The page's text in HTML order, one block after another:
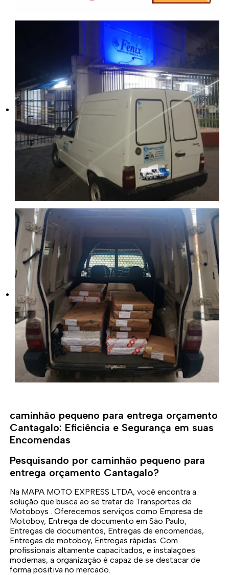
caminhão pequeno para entrega orçamento
Cantagalo: Eficiência e Segurança em suas
Encomendas
Pesquisando por caminhão pequeno para
entrega orçamento Cantagalo?
Na MAPA MOTO EXPRESS LTDA, você encontra a
solução que busca ao se tratar de Transportes de
Motoboys . Oferecemos serviços como Empresa de
Motoboy, Entrega de documento em São Paulo,
Entregas de documentos, Entregas de encomendas,
Entregas de motoboy, Entregas rápidas. Com
profissionais altamente capacitados, e instalações
modernas, a organização é capaz de se destacar de
forma positiva no mercado.